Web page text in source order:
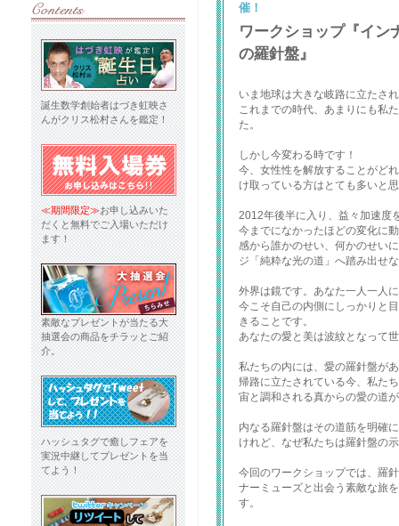
催！
ワークショップ『イン
の羅針盤』
いま地球は大きな岐路に立たさ
これまでの時代、あまりにも私
た。
しかし今変わる時です！
今、女性性を解放することがど
け取っている方はとても多いと
2012年後半に入り、益々加速度
今までになかったほどの変化に
感から誰かのせい、何かのせい
ジ「純粋な光の道」へ踏み出せ
外界は鏡です。あなた一人一人
今こそ自己の内側にしっかりと
きることです。
あなたの愛と美は波紋となって
私たちの内には、愛の羅針盤が
帰路に立たされている今、私た
宙と調和される真からの愛の道
内なる羅針盤はその道筋を明確
けれど、なぜ私たちは羅針盤の
今回のワークショップでは、羅
ナーミューズと出会う素敵な旅
す。
誕生数学創始者はづき虹映さ
んがクリス松村さんを鑑定！
≪期間限定≫お申し込みいた
だくと無料でご入場いただけ
ます！
素敵なプレゼントが当たる大
抽選会の商品をチラッとご紹
介。
ハッシュタグで癒しフェアを
実況中継してプレゼントを当
てよう！